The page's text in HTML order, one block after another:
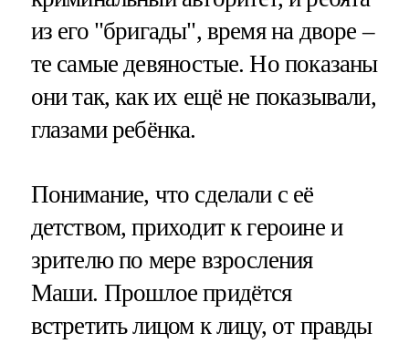
из его "бригады", время на дворе –
те самые девяностые. Но показаны
они так, как их ещё не показывали,
глазами ребёнка.
Понимание, что сделали с её
детством, приходит к героине и
зрителю по мере взросления
Маши. Прошлое придётся
встретить лицом к лицу, от правды